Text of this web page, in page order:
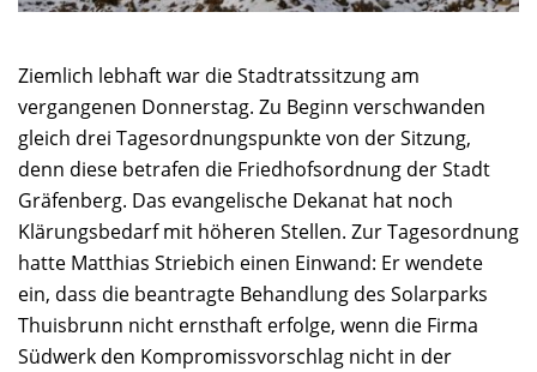
Ziemlich lebhaft war die Stadtratssitzung am
vergangenen Donnerstag. Zu Beginn verschwanden
gleich drei Tagesordnungspunkte von der Sitzung,
denn diese betrafen die Friedhofsordnung der Stadt
Gräfenberg. Das evangelische Dekanat hat noch
Klärungsbedarf mit höheren Stellen. Zur Tagesordnung
hatte Matthias Striebich einen Einwand: Er wendete
ein, dass die beantragte Behandlung des Solarparks
Thuisbrunn nicht ernsthaft erfolge, wenn die Firma
Südwerk den Kompromissvorschlag nicht in der